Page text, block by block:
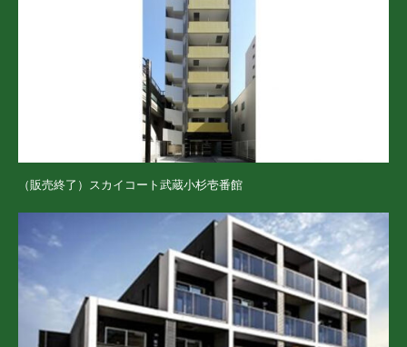
（販売終了）スカイコート武蔵小杉壱番館